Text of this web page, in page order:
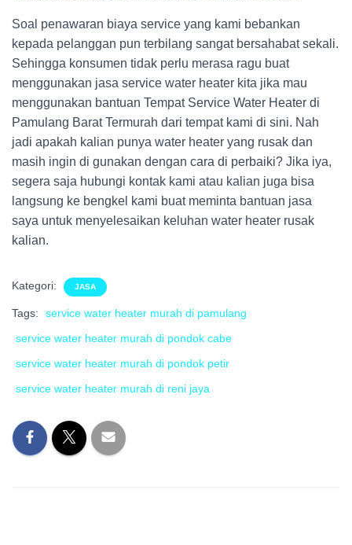
Soal penawaran biaya service yang kami bebankan
kepada pelanggan pun terbilang sangat bersahabat sekali.
Sehingga konsumen tidak perlu merasa ragu buat
menggunakan jasa service water heater kita jika mau
menggunakan bantuan Tempat Service Water Heater di
Pamulang Barat Termurah dari tempat kami di sini. Nah
jadi apakah kalian punya water heater yang rusak dan
masih ingin di gunakan dengan cara di perbaiki? Jika iya,
segera saja hubungi kontak kami atau kalian juga bisa
langsung ke bengkel kami buat meminta bantuan jasa
saya untuk menyelesaikan keluhan water heater rusak
kalian.
Kategori: JASA
Tags:
service water heater murah di pamulang
service water heater murah di pondok cabe
service water heater murah di pondok petir
service water heater murah di reni jaya